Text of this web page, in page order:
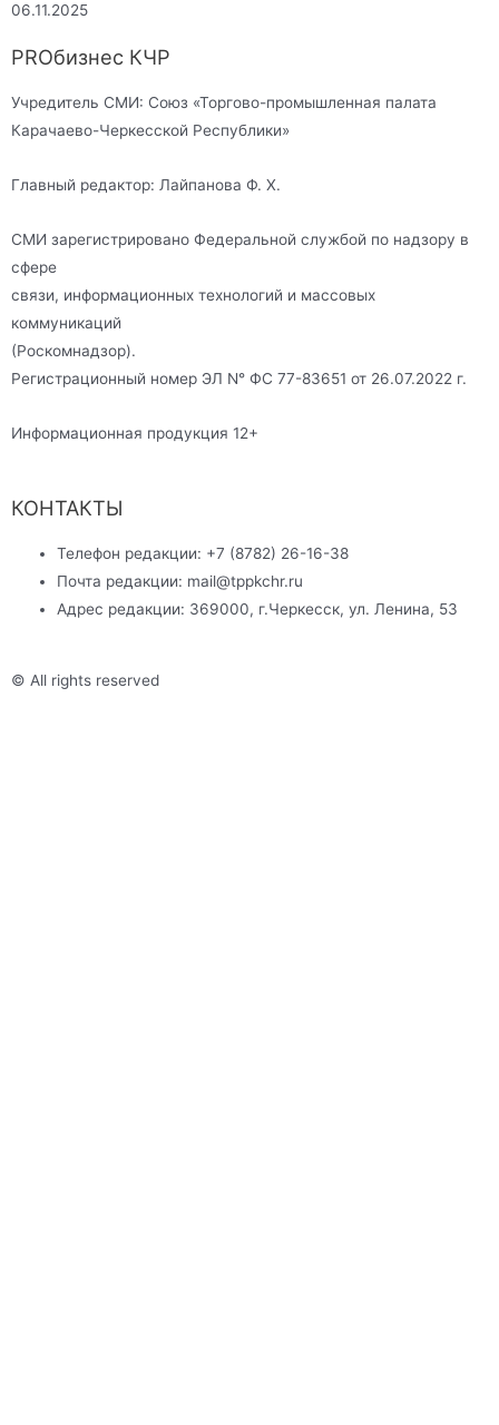
06.11.2025
PROбизнес КЧР
Учредитель СМИ: Союз «Торгово-промышленная палата
Карачаево-Черкесской Республики»
Главный редактор: Лайпанова Ф. Х.
СМИ зарегистрировано Федеральной службой по надзору в
сфере
связи, информационных технологий и массовых
коммуникаций
(Роскомнадзор).
Регистрационный номер ЭЛ N° ФС 77-83651 от 26.07.2022 г.
Информационная продукция 12+
КОНТАКТЫ
Телефон редакции: +7 (8782) 26-16-38
Почта редакции: mail@tppkchr.ru
Адрес редакции: 369000, г.Черкесск, ул. Ленина, 53
© All rights reserved